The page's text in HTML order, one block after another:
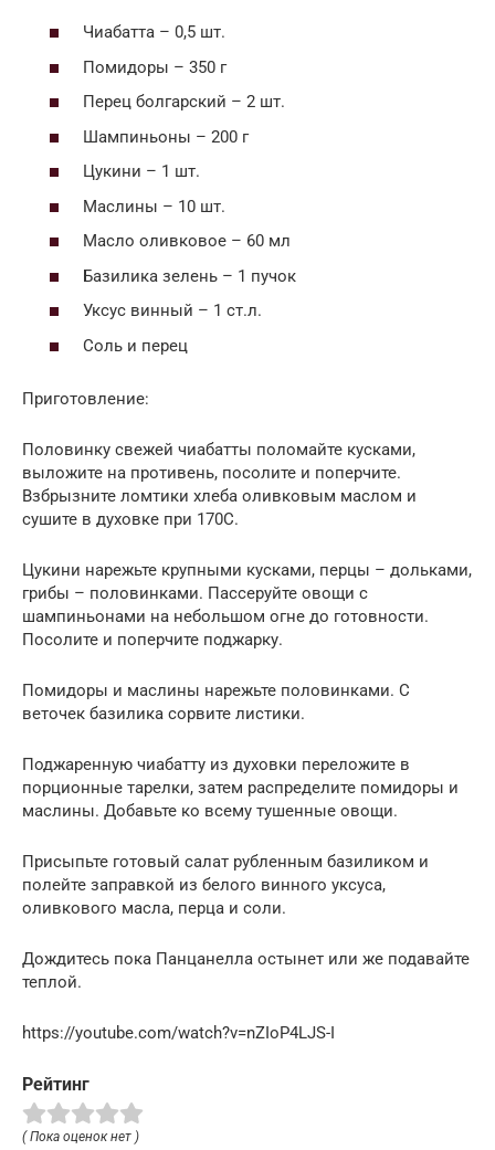
Чиабатта – 0,5 шт.
Помидоры – 350 г
Перец болгарский – 2 шт.
Шампиньоны – 200 г
Цукини – 1 шт.
Маслины – 10 шт.
Масло оливковое – 60 мл
Базилика зелень – 1 пучок
Уксус винный – 1 ст.л.
Соль и перец
Приготовление:
Половинку свежей чиабатты поломайте кусками,
выложите на противень, посолите и поперчите.
Взбрызните ломтики хлеба оливковым маслом и
сушите в духовке при 170С.
Цукини нарежьте крупными кусками, перцы – дольками,
грибы – половинками. Пассеруйте овощи с
шампиньонами на небольшом огне до готовности.
Посолите и поперчите поджарку.
Помидоры и маслины нарежьте половинками. С
веточек базилика сорвите листики.
Поджаренную чиабатту из духовки переложите в
порционные тарелки, затем распределите помидоры и
маслины. Добавьте ко всему тушенные овощи.
Присыпьте готовый салат рубленным базиликом и
полейте заправкой из белого винного уксуса,
оливкового масла, перца и соли.
Дождитесь пока Панцанелла остынет или же подавайте
теплой.
https://youtube.com/watch?v=nZIoP4LJS-I
Рейтинг
( Пока оценок нет )